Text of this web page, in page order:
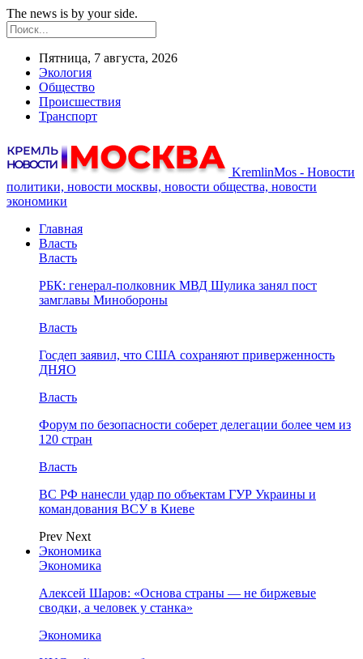
The news is by your side.
Пятница, 7 августа, 2026
Экология
Общество
Происшествия
Транспорт
KremlinMos - Новости
политики, новости москвы, новости общества, новости
экономики
Главная
Власть
Власть
РБК: генерал-полковник МВД Шулика занял пост
замглавы Минобороны
Власть
Госдеп заявил, что США сохраняют приверженность
ДНЯО
Власть
Форум по безопасности соберет делегации более чем из
120 стран
Власть
ВС РФ нанесли удар по объектам ГУР Украины и
командования ВСУ в Киеве
Prev Next
Экономика
Экономика
Алексей Шаров: «Основа страны — не биржевые
сводки, а человек у станка»
Экономика